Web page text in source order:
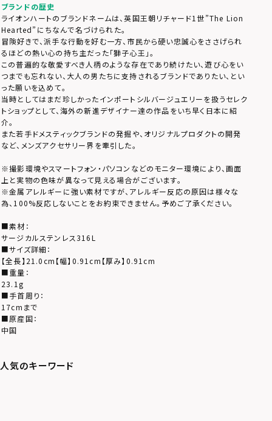
ブランドの歴史
ライオンハートのブランドネームは、英国王朝リチャード1世”The Lion
Hearted”にちなんで名づけられた。
冒険好きで、派手な行動を好む一方、市民から硬い忠誠心をささげられ
るほどの熱い心の持ち主だった「獅子心王」。
この普遍的な敬愛すべき人柄のような存在であり続けたい、遊び心をい
つまでも忘れない、大人の男たちに支持されるブランドでありたい、とい
った願いを込めて。
当時としてはまだ珍しかったインポートシルバージュエリーを扱うセレク
トショップとして、海外の新進デザイナー達の作品をいち早く日本に紹
介。
また若手ドメスティックブランドの発掘や、オリジナルプロダクトの開発
など、メンズアクセサリー界を牽引した。
※撮影環境やスマートフォン・パソコンなどのモニター環境により、画面
上と実物の色味が異なって見える場合がございます。
※金属アレルギーに強い素材ですが、アレルギー反応の原因は様々な
為、100%反応しないことをお約束できません。予めご了承ください。
■素材：
サージカルステンレス316L
■サイズ詳細：
【全長】21.0cm【幅】0.91cm【厚み】0.91cm
■重量：
23.1g
■手首周り：
17cmまで
■原産国：
中国